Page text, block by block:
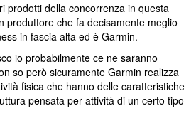
prodotti della concorrenza in questa
produttore che fa decisamente meglio
in fascia alta ed è Garmin.
io probabilmente ce ne saranno
so però sicuramente Garmin realizza
fisica che hanno delle caratteristiche
pensata per attività di un certo tipo